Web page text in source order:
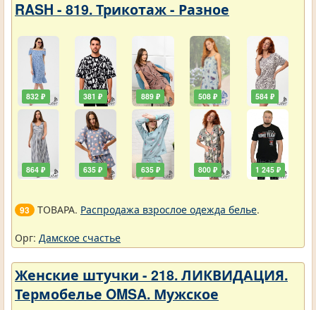
RASH - 819. Трикотаж - Разное
832 ₽
864 ₽
381 ₽
635 ₽
889 ₽
635 ₽
508 ₽
800 ₽
584 ₽
1 245 ₽
93 ТОВАРА. Распродажа взрослое одежда белье.
Орг: Дамское счастье
Женские штучки - 218. ЛИКВИДАЦИЯ.
Термобелье OMSA. Мужское